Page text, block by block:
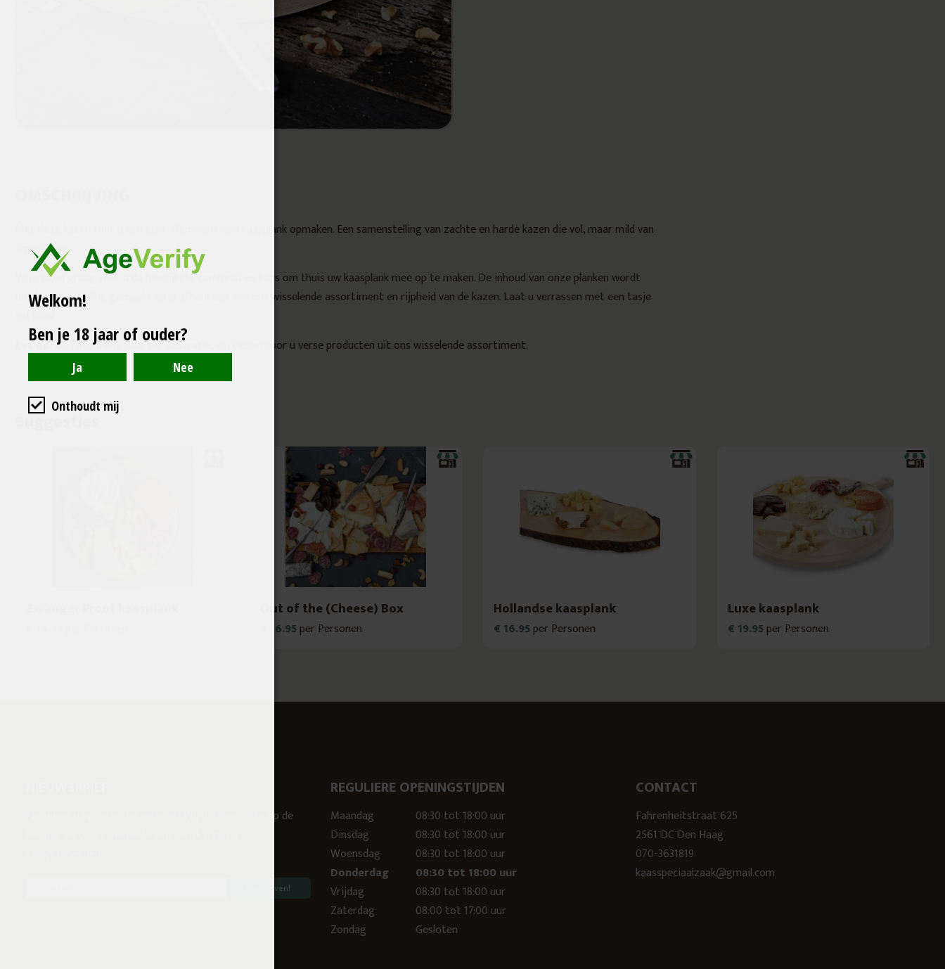
Met deze kazen kunt u een echt allemansvriend kaasplank opmaken. Een samenstelling van zachte en harde kazen die vol, maar mild van
smaak zijn.
Wij maken graag voor u de heerlijkste combinaties kaas om thuis uw kaasplank mee op te maken. De inhoud van onze planken wordt
uniek per bestelling gemaakt en is afhankelijk van ons wisselende assortiment en rijpheid van de kazen. Laat u verrassen met een tasje
Let op:De foto dient puur ter illustratie, wij kiezen voor u verse producten uit ons wisselende assortiment.
Suggesties
Out of the (Cheese) Box
€ 16.95 per Personen
Hollandse kaasplank
€ 16.95 per Personen
Luxe kaasplank
€ 19.95 per Personen
Abonneer u op onze nieuwsbrief! Wij houden u dan op de
REGULIERE OPENINGSTIJDEN
Maandag
08:30 tot 18:00 uur
Dinsdag
08:30 tot 18:00 uur
Woensdag
08:30 tot 18:00 uur
Donderdag
08:30 tot 18:00 uur
Vrijdag
08:30 tot 18:00 uur
Zaterdag
08:00 tot 17:00 uur
Zondag
Gesloten
CONTACT
Fahrenheitstraat 625
2561 DC Den Haag
070-3631819
kaasspeciaalzaak@gmail.com
Welkom!
Ben je 18 jaar of ouder?
Onthoudt mij